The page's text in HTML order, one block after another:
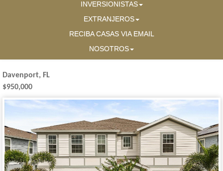
INVERSIONISTAS
EXTRANJEROS
RECIBA CASAS VIA EMAIL
NOSOTROS
Davenport, FL
$950,000